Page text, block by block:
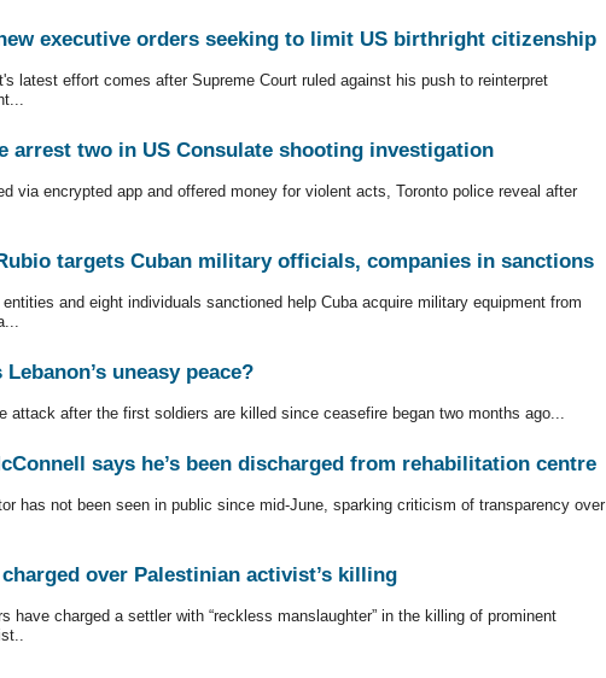
executive orders seeking to limit US birthright citizenship
latest effort comes after Supreme Court ruled against his push to reinterpret
arrest two in US Consulate shooting investigation
via encrypted app and offered money for violent acts, Toronto police reveal after
targets Cuban military officials, companies in sanctions
and eight individuals sanctioned help Cuba acquire military equipment from
uneasy peace?
attack after the first soldiers are killed since ceasefire began two months ago...
says he’s been discharged from rehabilitation centre
has not been seen in public since mid-June, sparking criticism of transparency over
over Palestinian activist’s killing
have charged a settler with “reckless manslaughter” in the killing of prominent